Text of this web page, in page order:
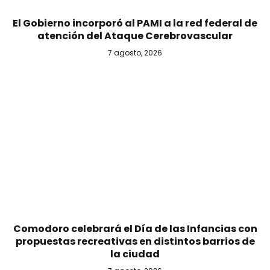
El Gobierno incorporó al PAMI a la red federal de
atención del Ataque Cerebrovascular
7 agosto, 2026
Comodoro celebrará el Día de las Infancias con
propuestas recreativas en distintos barrios de
la ciudad